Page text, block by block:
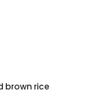
brown rice